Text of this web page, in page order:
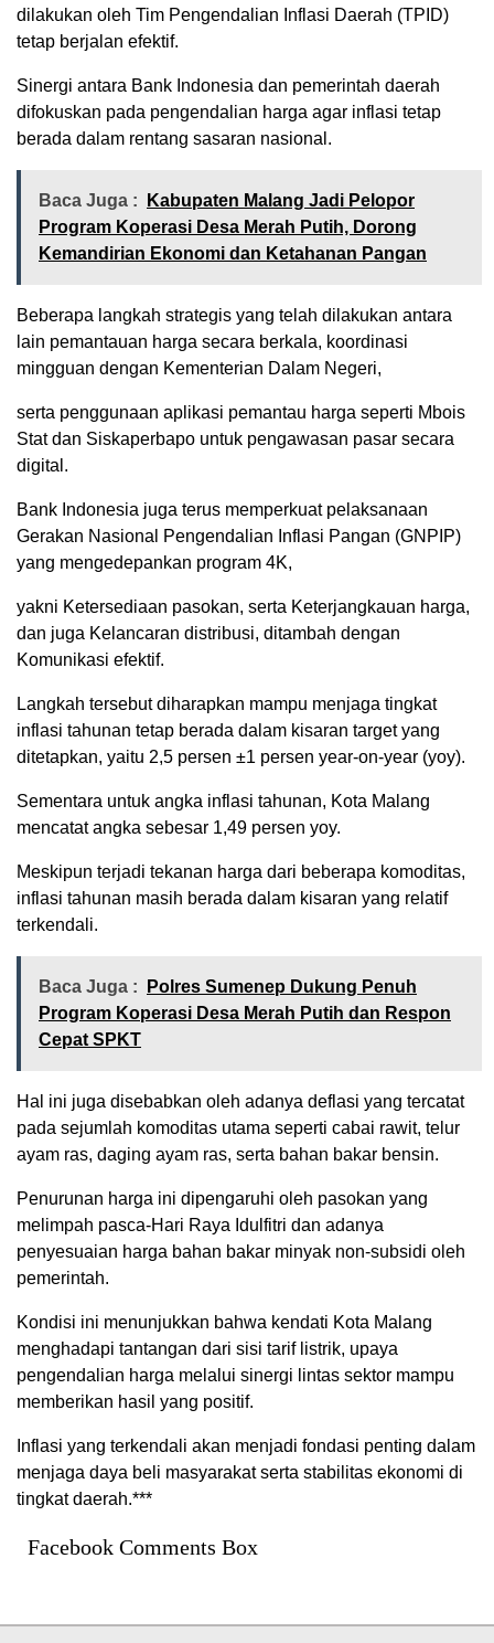
dilakukan oleh Tim Pengendalian Inflasi Daerah (TPID)
tetap berjalan efektif.
Sinergi antara Bank Indonesia dan pemerintah daerah
difokuskan pada pengendalian harga agar inflasi tetap
berada dalam rentang sasaran nasional.
Baca Juga :
Kabupaten Malang Jadi Pelopor
Program Koperasi Desa Merah Putih, Dorong
Kemandirian Ekonomi dan Ketahanan Pangan
Beberapa langkah strategis yang telah dilakukan antara
lain pemantauan harga secara berkala, koordinasi
mingguan dengan Kementerian Dalam Negeri,
serta penggunaan aplikasi pemantau harga seperti Mbois
Stat dan Siskaperbapo untuk pengawasan pasar secara
digital.
Bank Indonesia juga terus memperkuat pelaksanaan
Gerakan Nasional Pengendalian Inflasi Pangan (GNPIP)
yang mengedepankan program 4K,
yakni Ketersediaan pasokan, serta Keterjangkauan harga,
dan juga Kelancaran distribusi, ditambah dengan
Komunikasi efektif.
Langkah tersebut diharapkan mampu menjaga tingkat
inflasi tahunan tetap berada dalam kisaran target yang
ditetapkan, yaitu 2,5 persen ±1 persen year-on-year (yoy).
Sementara untuk angka inflasi tahunan, Kota Malang
mencatat angka sebesar 1,49 persen yoy.
Meskipun terjadi tekanan harga dari beberapa komoditas,
inflasi tahunan masih berada dalam kisaran yang relatif
terkendali.
Baca Juga :
Polres Sumenep Dukung Penuh
Program Koperasi Desa Merah Putih dan Respon
Cepat SPKT
Hal ini juga disebabkan oleh adanya deflasi yang tercatat
pada sejumlah komoditas utama seperti cabai rawit, telur
ayam ras, daging ayam ras, serta bahan bakar bensin.
Penurunan harga ini dipengaruhi oleh pasokan yang
melimpah pasca-Hari Raya Idulfitri dan adanya
penyesuaian harga bahan bakar minyak non-subsidi oleh
pemerintah.
Kondisi ini menunjukkan bahwa kendati Kota Malang
menghadapi tantangan dari sisi tarif listrik, upaya
pengendalian harga melalui sinergi lintas sektor mampu
memberikan hasil yang positif.
Inflasi yang terkendali akan menjadi fondasi penting dalam
menjaga daya beli masyarakat serta stabilitas ekonomi di
tingkat daerah.***
Facebook Comments Box